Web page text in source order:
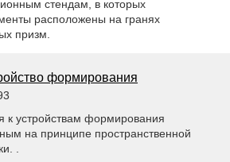
стендам, в которых
расположены на гранях
призм.
формирования
к устройствам формирования
на принципе пространственной
.